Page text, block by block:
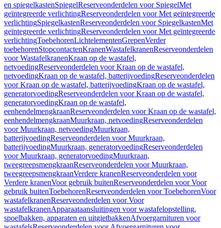
en spiegelkastenSpiegelReserveonderdelen voor SpiegelMet
geïntegreerde verlichtingReserveonderdelen voor Met geïntegreerde
verlichtingSpiegelkastenReserveonderdelen voor SpiegelkastenMet
geïntegreerde verlichtingReserveonderdelen voor Met geïntegreerde
verlichtingToebehorenLichtelementenGrepenVerder
toebehorenStopcontactenKranenWastafelkranenReserveonderdelen
voor WastafelkranenKraan op de wastafel,
netvoedingReserveonderdelen voor Kraan op de wastafel,
netvoedingKraan op de wastafel, batterijvoedingReserveonderdelen
voor Kraan op de wastafel, batterijvoedingKraan op de wastafel,
generatorvoedingReserveonderdelen voor Kraan op de wastafel,
generatorvoedingKraan op de wastafel,
eenhendelmengkraanReserveonderdelen voor Kraan op de wastafel,
eenhendelmengkraanMuurkraan, netvoedingReserveonderdelen
voor Muurkraan, netvoedingMuurkraan,
batterijvoedingReserveonderdelen voor Muurkraan,
batterijvoedingMuurkraan, generatorvoedingReserveonderdelen
voor Muurkraan, generatorvoedingMuurkraan,
tweegreepsmengkraanReserveonderdelen voor Muurkraan,
tweegreepsmengkraanVerdere kranenReserveonderdelen voor
Verdere kranenVoor gebruik buitenReserveonderdelen voor Voor
gebruik buitenToebehorenReserveonderdelen voor ToebehorenVoor
wastafelkranenReserveonderdelen voor Voor
wastafelkranenApparaataansluitingen voor wastafelopstelling,
spoelbakken, apparaten en uitgietbakkenAfvoergarnituren voor